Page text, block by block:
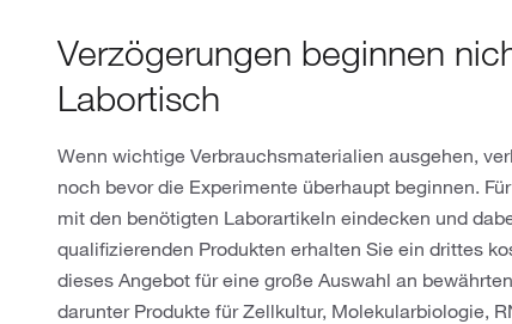
Verzögerungen beginnen
Labortisch
Wenn wichtige Verbrauchsmaterialien ausgehen,
noch bevor die Experimente überhaupt beginnen.
mit den benötigten Laborartikeln eindecken und
qualifizierenden Produkten erhalten Sie ein drittes
dieses Angebot für eine große Auswahl an
darunter Produkte für Zellkultur, Molekularbiologie,